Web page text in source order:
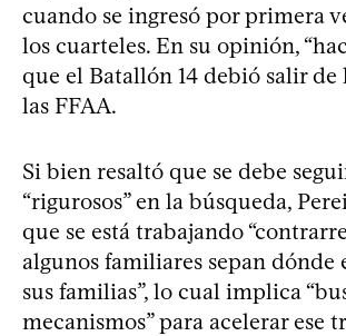
cuando se ingresó por primera
los cuarteles. En su opinión,
que el Batallón 14 debió salir de
las FFAA.
Si bien resaltó que se debe
“rigurosos” en la búsqueda,
que se está trabajando
algunos familiares sepan dónde
sus familias”, lo cual implica
mecanismos” para acelerar ese